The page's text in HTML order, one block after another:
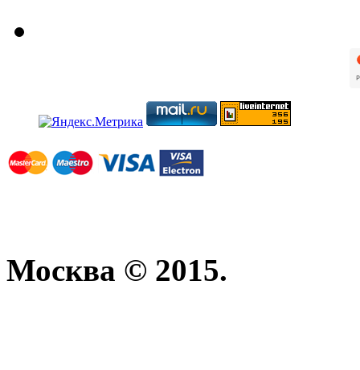
Москва © 2015.